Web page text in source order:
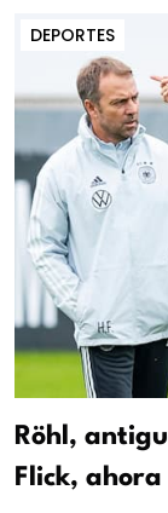
DEPORTES
Röhl,
Flick,